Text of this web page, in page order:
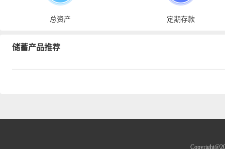
总资产 定期存款
储蓄产品推荐